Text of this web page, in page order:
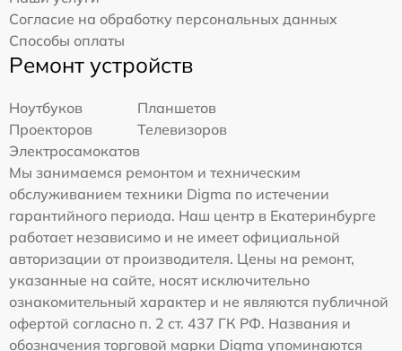
Согласие на обработку персональных данных
Способы оплаты
Ремонт устройств
Ноутбуков
Планшетов
Проекторов
Телевизоров
Электросамокатов
Мы занимаемся ремонтом и техническим
обслуживанием техники Digma по истечении
гарантийного периода. Наш центр в Екатеринбурге
работает независимо и не имеет официальной
авторизации от производителя. Цены на ремонт,
указанные на сайте, носят исключительно
ознакомительный характер и не являются публичной
офертой согласно п. 2 ст. 437 ГК РФ. Названия и
обозначения торговой марки Digma упоминаются